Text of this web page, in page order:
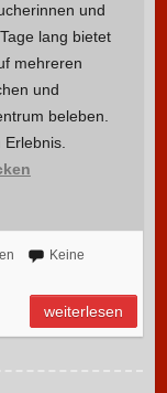
und
lang bietet
mehreren
und
beleben.
Erlebnis.
Keine
weiterlesen